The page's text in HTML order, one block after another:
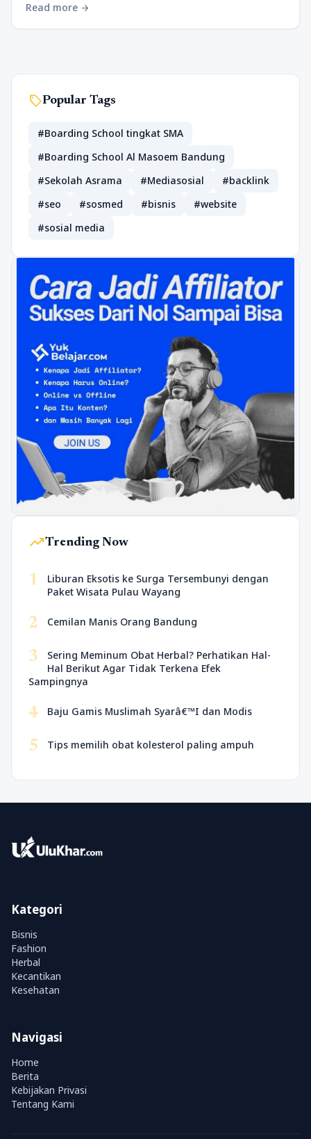
Read more arrow_forward
sellPopular Tags
#Boarding School tingkat SMA
#Boarding School Al Masoem Bandung
#Sekolah Asrama
#Mediasosial
#backlink
#seo
#sosmed #bisnis
#website
#sosial media
trending_upTrending Now
1
Liburan Eksotis ke Surga Tersembunyi dengan
Paket Wisata Pulau Wayang
2 Cemilan Manis Orang Bandung
3
Sering Meminum Obat Herbal? Perhatikan Hal-
Hal Berikut Agar Tidak Terkena Efek
Sampingnya
4 Baju Gamis Muslimah Syarâ€™I dan Modis
5 Tips memilih obat kolesterol paling ampuh
Kategori
Bisnis
Fashion
Herbal
Kecantikan
Kesehatan
Navigasi
Home
Berita
Kebijakan Privasi
Tentang Kami